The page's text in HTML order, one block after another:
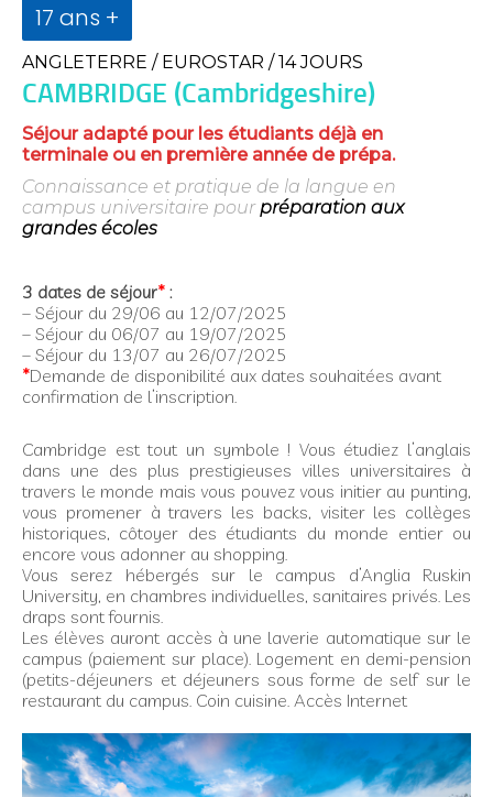
17 ans +
ANGLETERRE / EUROSTAR / 14 JOURS
CAMBRIDGE (Cambridgeshire)
Séjour adapté pour les étudiants déjà en
terminale ou en première année de prépa.
Connaissance et pratique de la langue en
campus universitaire pour préparation aux
grandes écoles
3 dates de séjour* :
– Séjour du 29/06 au 12/07/2025
– Séjour du 06/07 au 19/07/2025
– Séjour du 13/07 au 26/07/2025
*Demande de disponibilité aux dates souhaitées avant
confirmation de l’inscription.
Cambridge est tout un symbole ! Vous étudiez l’anglais
dans une des plus prestigieuses villes universitaires à
travers le monde mais vous pouvez vous initier au punting,
vous promener à travers les backs, visiter les collèges
historiques, côtoyer des étudiants du monde entier ou
encore vous adonner au shopping.
Vous serez hébergés sur le campus d’Anglia Ruskin
University, en chambres individuelles, sanitaires privés. Les
draps sont fournis.
Les élèves auront accès à une laverie automatique sur le
campus (paiement sur place). Logement en demi-pension
(petits-déjeuners et déjeuners sous forme de self sur le
restaurant du campus. Coin cuisine. Accès Internet